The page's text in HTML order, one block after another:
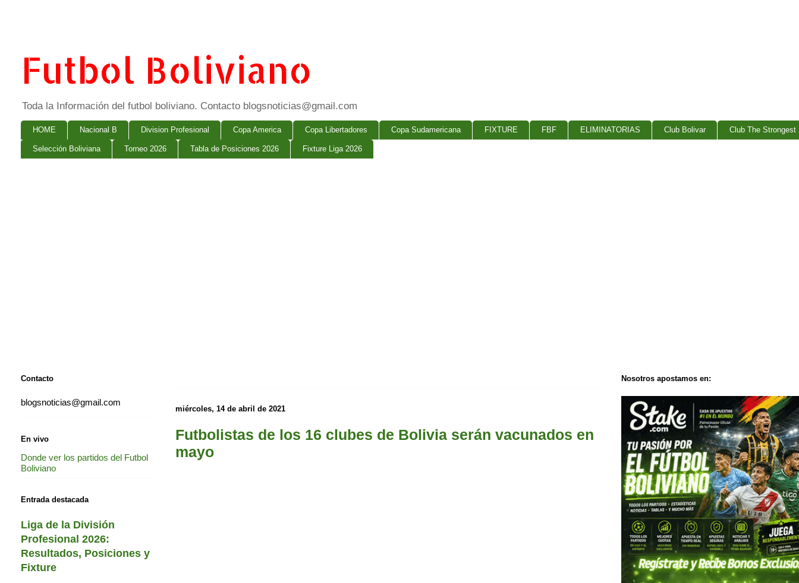
Futbol Boliviano
Toda la Información del futbol boliviano. Contacto blogsnoticias@gmail.com
HOME Nacional B Division Profesional Copa America Copa Libertadores Copa Sudamericana FIXTURE FBF ELIMINATORIAS Club Bolivar Club The Strongest
Selección Boliviana Torneo 2026 Tabla de Posiciones 2026 Fixture Liga 2026
miércoles, 14 de abril de 2021
Futbolistas de los 16 clubes de Bolivia serán vacunados en
mayo
Contacto
blogsnoticias@gmail.com
En vivo
Donde ver los partidos del Futbol
Boliviano
Entrada destacada
Liga de la División
Profesional 2026:
Resultados, Posiciones y
Fixture
Nosotros apostamos en: